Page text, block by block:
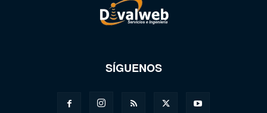
SÍGUENOS